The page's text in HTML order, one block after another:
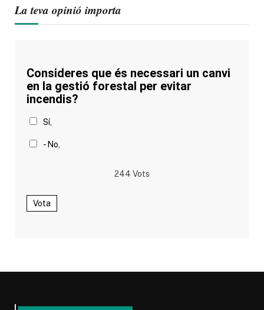
La teva opinió importa
Consideres que és necessari un canvi
en la gestió forestal per evitar
incendis?
Sí,
- No,
244 Vots
Vota